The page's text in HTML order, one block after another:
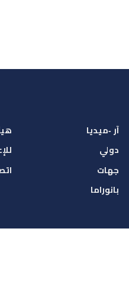
آر -ميديا
دولي
جهات
بانوراما